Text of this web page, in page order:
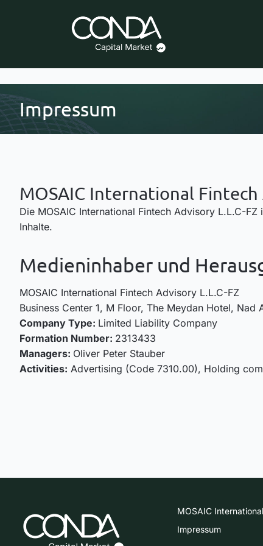
Impressum
MOSAIC International Fintech
Die MOSAIC International Fintech Advisory L.L.C-
Inhalte.
Medieninhaber und
MOSAIC International Fintech Advisory L.L.C-FZ
Business Center 1, M Floor, The Meydan Hotel, Nad
Company Type: Limited Liability Company
Formation Number: 2313433
Managers: Oliver Peter Stauber
Activities: Advertising (Code 7310.00), Holding
MOSAIC
Impressum